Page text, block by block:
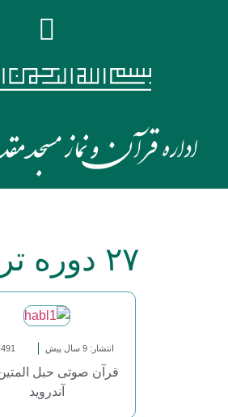
۲۷ دوره ترتیل
انتشار: 9 سال پیش 491بازدید
آندروید